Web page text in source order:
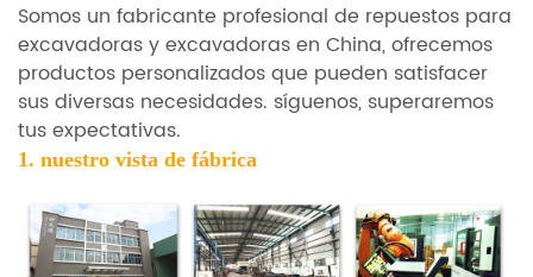
Somos un fabricante profesional de repuestos para
excavadoras y excavadoras en China, ofrecemos
productos personalizados que pueden satisfacer
sus diversas necesidades. síguenos, superaremos
tus expectativas.
1. nuestro vista de fábrica